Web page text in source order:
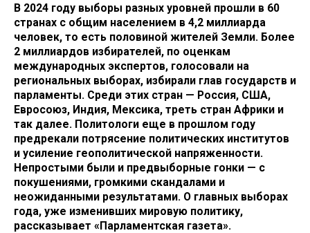
В 2024 году выборы разных уровней прошли в 60
странах с общим населением в 4,2 миллиарда
человек, то есть половиной жителей Земли. Более
2 миллиардов избирателей, по оценкам
международных экспертов, голосовали на
региональных выборах, избирали глав государств и
парламенты. Среди этих стран — Россия, США,
Евросоюз, Индия, Мексика, треть стран Африки и
так далее. Политологи еще в прошлом году
предрекали потрясение политических институтов
и усиление геополитической напряженности.
Непростыми были и предвыборные гонки — с
покушениями, громкими скандалами и
неожиданными результатами. О главных выборах
года, уже изменивших мировую политику,
рассказывает «Парламентская газета».